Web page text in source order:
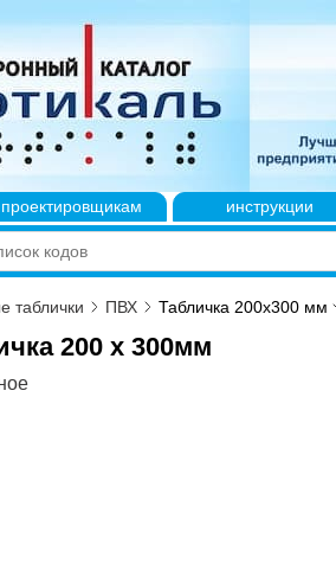
проектировщикам инструкции
таблички ПВХ Табличка 200x300 мм
200 х 300мм